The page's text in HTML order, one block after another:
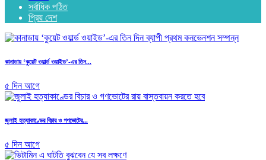
সর্বাধিক পঠিত
প্রিয় দেশ
কানাডায় ‘কুয়েট ওয়ার্ল্ড ওয়াইড’-এর তিন...
৫ দিন আগে
জুলাই হত্যাকাণ্ডের বিচার ও গণভোটের...
৫ দিন আগে